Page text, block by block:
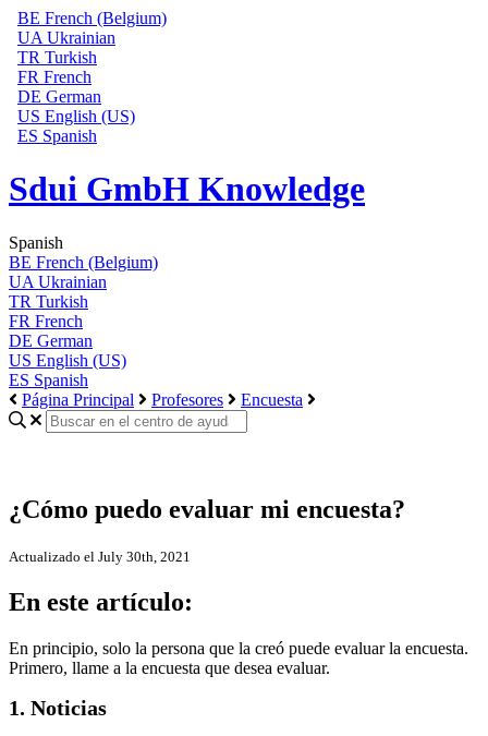
BE French (Belgium)
UA Ukrainian
TR Turkish
FR French
DE German
US English (US)
ES Spanish
Sdui GmbH Knowledge
Spanish
BE French (Belgium)
UA Ukrainian
TR Turkish
FR French
DE German
US English (US)
ES Spanish
Página Principal
Profesores Encuesta
¿Cómo puedo evaluar mi encuesta?
Actualizado el July 30th, 2021
En este artículo:
En principio, solo la persona que la creó puede evaluar la encuesta.
Primero, llame a la encuesta que desea evaluar.
1. Noticias